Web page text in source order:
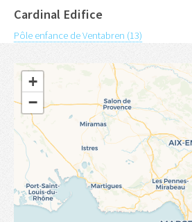
Cardinal Edifice
Pôle enfance de Ventabren (13)
+
−